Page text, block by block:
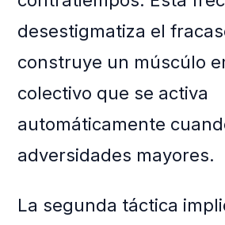
desestigmatiza el
construye un múscúlo
colectivo que se activa
automáticamente
adversidades mayores.
La segunda táctica